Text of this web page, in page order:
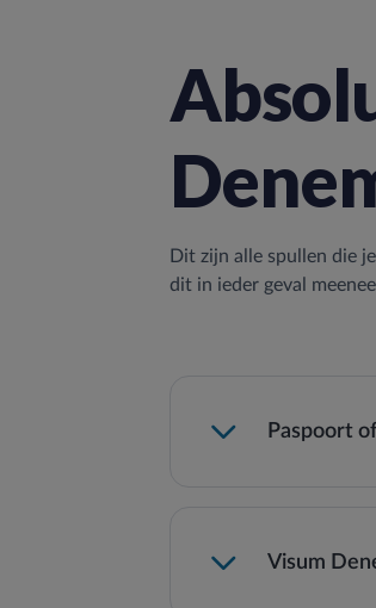
Dit zijn alle spullen die
dit in ieder geval
Paspoort
Visum